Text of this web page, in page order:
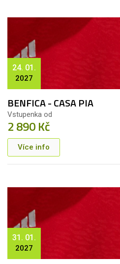
24. 01.
2027
BENFICA - CASA PIA
Vstupenka od
2 890 Kč
Více info
31. 01.
2027